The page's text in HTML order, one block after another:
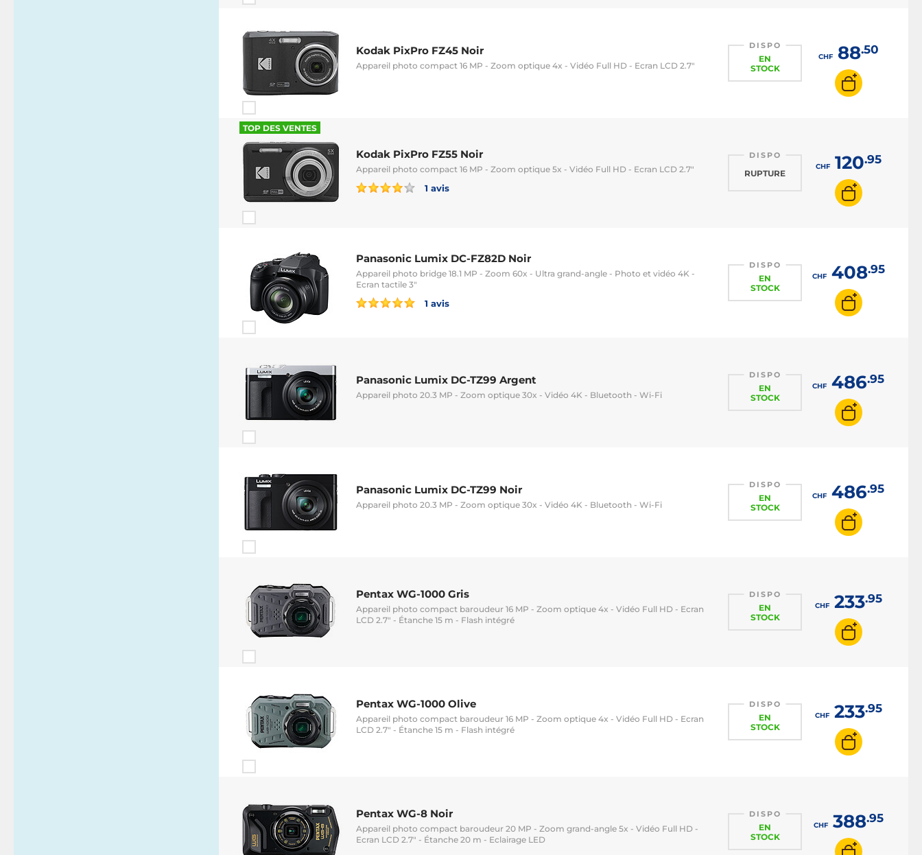
Kodak PixPro FZ45 Noir
Appareil photo compact 16 MP - Zoom optique 4x - Vidéo Full HD - Ecran LCD 2.7"
DISPO
EN
STOCK
CHF88.50
TOP DES VENTES
Kodak PixPro FZ55 Noir
Appareil photo compact 16 MP - Zoom optique 5x - Vidéo Full HD - Ecran LCD 2.7"
1 avis
DISPO
RUPTURE
CHF120.95
Panasonic Lumix DC-FZ82D Noir
Appareil photo bridge 18.1 MP - Zoom 60x - Ultra grand-angle - Photo et vidéo 4K -
Ecran tactile 3"
1 avis
DISPO
EN
STOCK
CHF408.95
Panasonic Lumix DC-TZ99 Argent
Appareil photo 20.3 MP - Zoom optique 30x - Vidéo 4K - Bluetooth - Wi-Fi
DISPO
EN
STOCK
CHF486.95
Panasonic Lumix DC-TZ99 Noir
Appareil photo 20.3 MP - Zoom optique 30x - Vidéo 4K - Bluetooth - Wi-Fi
DISPO
EN
STOCK
CHF486.95
Pentax WG-1000 Gris
Appareil photo compact baroudeur 16 MP - Zoom optique 4x - Vidéo Full HD - Ecran
LCD 2.7" - Étanche 15 m - Flash intégré
DISPO
EN
STOCK
CHF233.95
Pentax WG-1000 Olive
Appareil photo compact baroudeur 16 MP - Zoom optique 4x - Vidéo Full HD - Ecran
LCD 2.7" - Étanche 15 m - Flash intégré
DISPO
EN
STOCK
CHF233.95
Pentax WG-8 Noir
Appareil photo compact baroudeur 20 MP - Zoom grand-angle 5x - Vidéo Full HD -
Ecran LCD 2.7" - Étanche 20 m - Eclairage LED
DISPO
EN
STOCK
CHF388.95